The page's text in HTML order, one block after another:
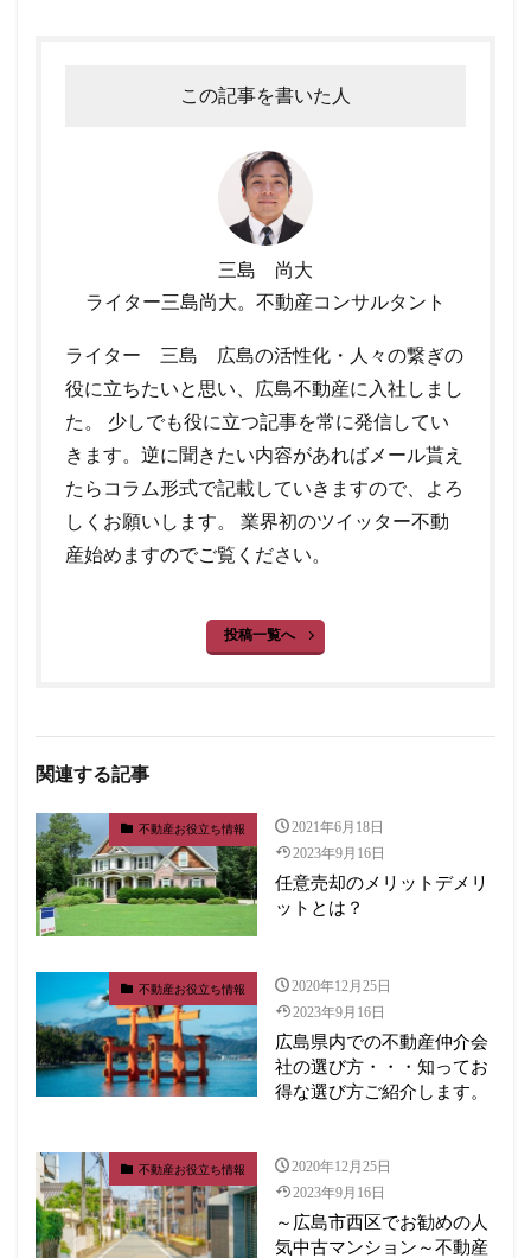
この記事を書いた人
三島 尚大
ライター三島尚大。不動産コンサルタント
ライター 三島 広島の活性化・人々の繋ぎの
役に立ちたいと思い、広島不動産に入社しまし
た。 少しでも役に立つ記事を常に発信してい
きます。逆に聞きたい内容があればメール貰え
たらコラム形式で記載していきますので、よろ
しくお願いします。 業界初のツイッター不動
産始めますのでご覧ください。
投稿一覧へ
関連する記事
不動産お役立ち情報
2021年6月18日
2023年9月16日
任意売却のメリットデメリ
ットとは？
不動産お役立ち情報
2020年12月25日
2023年9月16日
広島県内での不動産仲介会
社の選び方・・・知ってお
得な選び方ご紹介します。
不動産お役立ち情報
2020年12月25日
2023年9月16日
～広島市西区でお勧めの人
気中古マンション～不動産